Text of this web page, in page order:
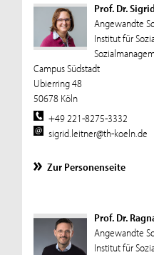
Prof. Dr.
Angewandte
Institut für
Campus Südstadt
Ubierring 48
50678 Köln
+49 221-8275-3332
sigrid.leitner@th-koeln.de
Zur Personenseite
Prof. Dr.
Angewandte
Institut für